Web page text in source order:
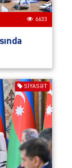
6633
SIYASƏT